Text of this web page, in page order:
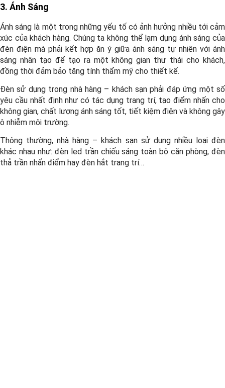
3. Ánh Sáng
Ánh sáng là một trong những yếu tố có ảnh hưởng nhiều tới cảm
xúc của khách hàng. Chúng ta không thể lạm dụng ánh sáng của
đèn điện mà phải kết hợp ăn ý giữa ánh sáng tự nhiên với ánh
sáng nhân tạo để tạo ra một không gian thư thái cho khách,
đồng thời đảm bảo tăng tính thẩm mỹ cho thiết kế.
Đèn sử dụng trong nhà hàng – khách sạn phải đáp ứng một số
yêu cầu nhất định như có tác dụng trang trí, tạo điểm nhấn cho
không gian, chất lượng ánh sáng tốt, tiết kiệm điện và không gây
ô nhiễm môi trường.
Thông thường, nhà hàng – khách sạn sử dụng nhiều loại đèn
khác nhau như: đèn led trần chiếu sáng toàn bộ căn phòng, đèn
thả trần nhấn điểm hay đèn hắt trang trí…